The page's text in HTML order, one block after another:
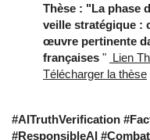
Thèse : "La phase
veille stratégique :
œuvre pertinente
françaises " Lien
Télécharger la thèse
#AITruthVerification
#ResponsibleAI